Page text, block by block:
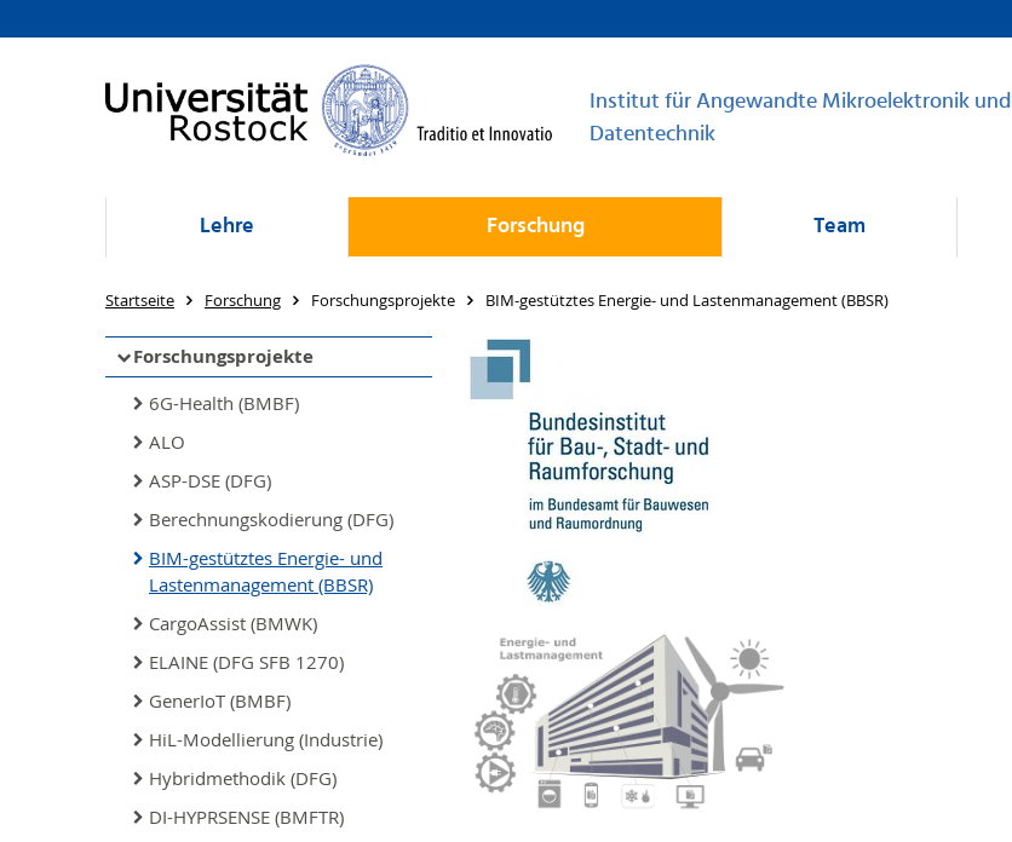
Institut für Angewandte Mikroelektronik und
Datentechnik
Lehre Forschung Team
Startseite Forschung Forschungsprojekte BIM-gestütztes Energie- und Lastenmanagement (BBSR)
Forschungsprojekte
6G-Health (BMBF)
ALO
ASP-DSE (DFG)
Berechnungskodierung (DFG)
BIM-gestütztes Energie- und
Lastenmanagement (BBSR)
CargoAssist (BMWK)
ELAINE (DFG SFB 1270)
GenerIoT (BMBF)
HiL-Modellierung (Industrie)
Hybridmethodik (DFG)
DI-HYPRSENSE (BMFTR)